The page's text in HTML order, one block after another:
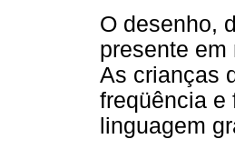
O desenho,
presente
As crianças
freqüência e
linguagem